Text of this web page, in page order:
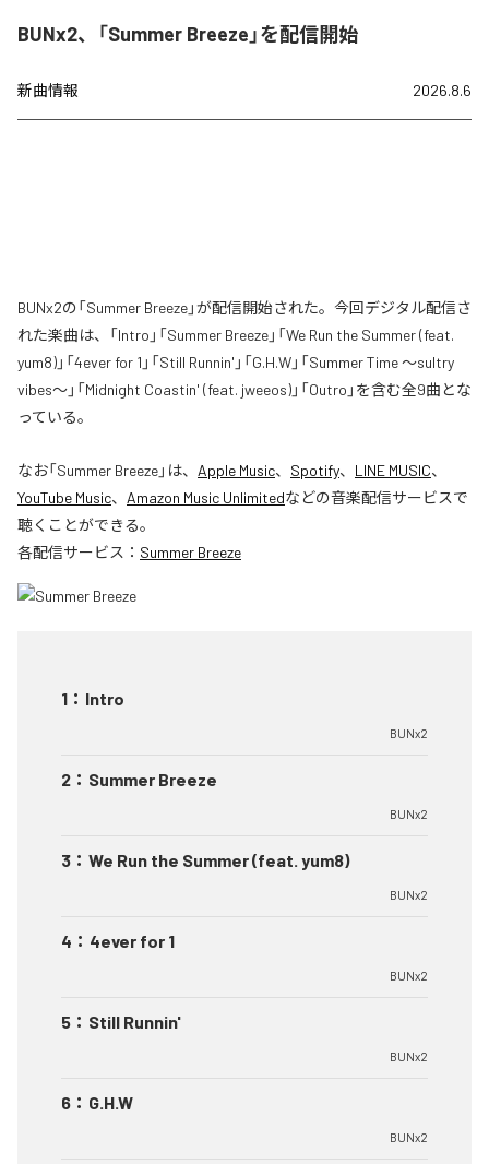
BUNx2、「Summer Breeze」を配信開始
新曲情報 2026.8.6
BUNx2の「Summer Breeze」が配信開始された。今回デジタル配信さ
れた楽曲は、「Intro」「Summer Breeze」「We Run the Summer (feat.
yum8)」「4ever for 1」「Still Runnin'」「G.H.W」「Summer Time 〜sultry
vibes〜」「Midnight Coastin' (feat. jweeos)」「Outro」を含む全9曲とな
っている。
なお「Summer Breeze」は、 Apple Music、 Spotify、 LINE MUSIC、
YouTube Music、 Amazon Music Unlimitedなどの音楽配信サービスで
聴くことができる。
各配信サービス： Summer Breeze
1 ： Intro
BUNx2
2 ： Summer Breeze
BUNx2
3 ： We Run the Summer (feat. yum8)
BUNx2
4 ： 4ever for 1
BUNx2
5 ： Still Runnin'
BUNx2
6 ： G.H.W
BUNx2